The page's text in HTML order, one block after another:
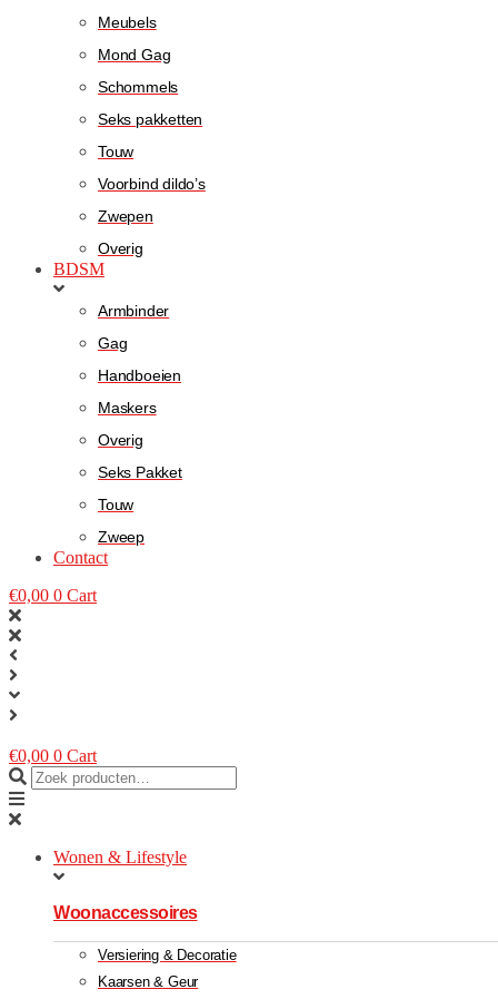
Meubels
Mond Gag
Schommels
Seks pakketten
Touw
Voorbind dildo’s
Zwepen
Overig
BDSM
Armbinder
Gag
Handboeien
Maskers
Overig
Seks Pakket
Touw
Zweep
Contact
€0,00 0 Cart
€0,00 0 Cart
Wonen & Lifestyle
Woonaccessoires
Versiering & Decoratie
Kaarsen & Geur